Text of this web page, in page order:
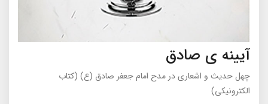
آیینه ی صادق
چهل حدیث و اشعاری در مدح امام جعفر صادق (ع) (کتاب
الکترونیکی)